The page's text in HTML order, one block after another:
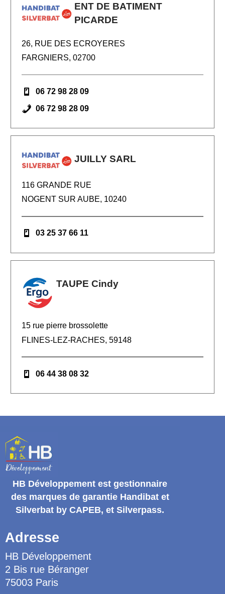
ENT DE BATIMENT
PICARDE
26, RUE DES ECROYERES
FARGNIERS, 02700
06 72 98 28 09
06 72 98 28 09
JUILLY SARL
116 GRANDE RUE
NOGENT SUR AUBE, 10240
03 25 37 66 11
TAUPE Cindy
15 rue pierre brossolette
FLINES-LEZ-RACHES, 59148
06 44 38 08 32
HB Développement est gestionnaire
des marques de garantie Handibat et
Silverbat by CAPEB, et Silverpass.
Adresse
HB Développement
2 Bis rue Béranger
75003 Paris